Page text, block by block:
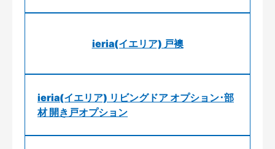
ieria(イエリア) 戸襖
ieria(イエリア) リビングドア オプション･部
材 開き戸オプション